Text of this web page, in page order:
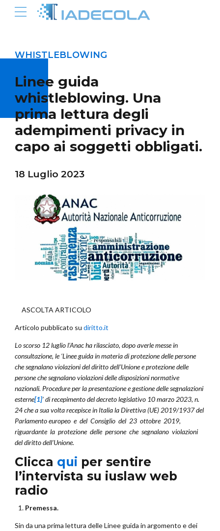
WHISTLEBLOWING
Linee guida
whistleblowing. Una
prima lettura degli
adempimenti privacy in
capo ai soggetti obbligati.
18 Luglio 2023
ASCOLTA ARTICOLO
Articolo pubblicato su diritto.it
Lo scorso 12 luglio l’Anac ha rilasciato, dopo averle messe in
consultazione, le ‘Linee guida in materia di protezione delle persone
che segnalano violazioni del diritto dell’Unione e protezione delle
persone che segnalano violazioni delle disposizioni normative
nazionali. Procedure per la presentazione e gestione delle segnalazioni
esterne[1]’ di recepimento del decreto legislativo 10 marzo 2023, n.
24 che a sua volta recepisce in Italia la Direttiva (UE) 2019/1937 del
Parlamento europeo e del Consiglio del 23 ottobre 2019,
riguardante la protezione delle persone che segnalano violazioni
del diritto dell’Unione.
Clicca qui per sentire
l’intervista su iuslaw web
radio
Premessa.
Sin da una prima lettura delle Linee guida in argomento e dei